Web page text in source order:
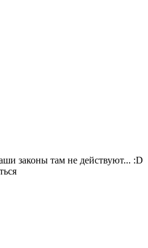
законы там не действуют... :D